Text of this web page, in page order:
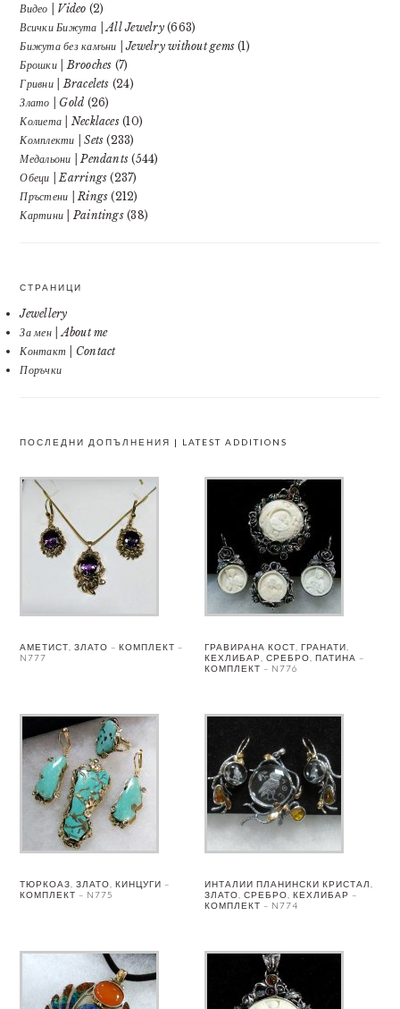
Видео | Video (2)
Всички Бижута | All Jewelry(663)
Бижута без камъни | Jewelry without gems (1)
Брошки | Brooches (7)
Гривни | Bracelets (24)
Злато | Gold (26)
Колиета | Necklaces(10)
Комплекти | Sets (233)
Медальони | Pendants (544)
Обеци | Earrings (237)
Пръстени | Rings (212)
Картини | Paintings(38)
СТРАНИЦИ
Jewellery
За мен | About me
Контакт | Contact
Поръчки
ПОСЛЕДНИ ДОПЪЛНЕНИЯ | LATEST ADDITIONS
АМЕТИСТ, ЗЛАТО – КОМПЛЕКТ –
N777
ГРАВИРАНА КОСТ, ГРАНАТИ,
КЕХЛИБАР, СРЕБРО, ПАТИНА –
КОМПЛЕКТ – N776
ТЮРКОАЗ, ЗЛАТО, КИНЦУГИ –
КОМПЛЕКТ – N775
ИНТАЛИИ ПЛАНИНСКИ КРИСТАЛ,
ЗЛАТО, СРЕБРО, КЕХЛИБАР –
КОМПЛЕКТ – N774